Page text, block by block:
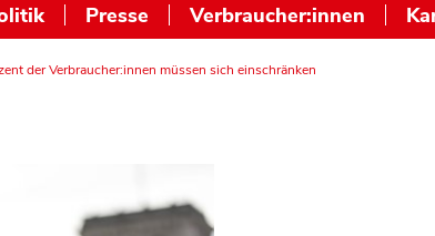
Presse Verbraucher:innen
der Verbraucher:innen müssen sich einschränken